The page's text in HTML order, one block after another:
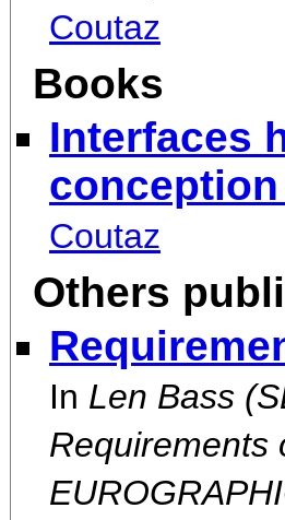
Coutaz
Books
Interfaces
Coutaz
Others
In Len Bass
Requirements